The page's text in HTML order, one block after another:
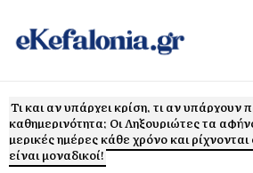
Τι και αν υπάρχει κρίση, τι αν υπάρχουν
καθημερινότητα; Οι Ληξουριώτες τα
μερικές ημέρες κάθε χρόνο και
είναι μοναδικοί!